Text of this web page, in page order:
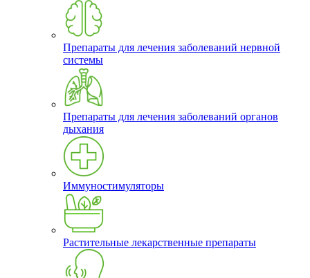
Препараты для лечения заболеваний нервной
системы
Препараты для лечения заболеваний органов
дыхания
Иммуностимуляторы
Растительные лекарственные препараты